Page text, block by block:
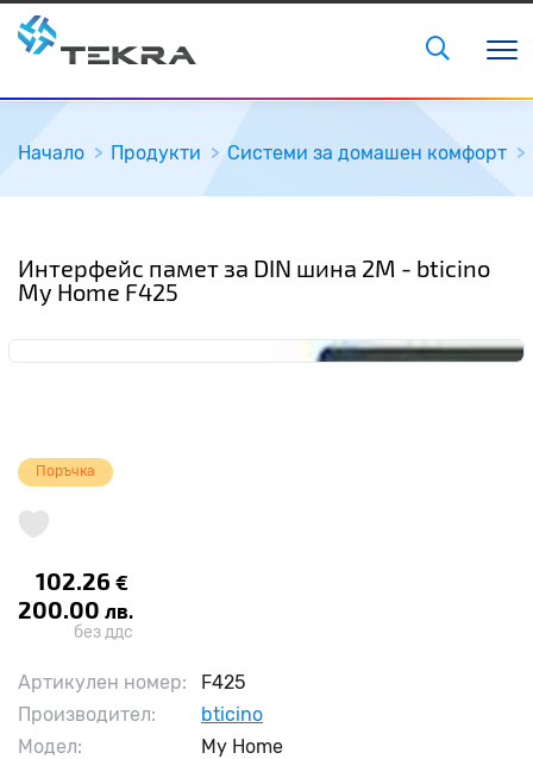
Начало Продукти Системи за домашен комфорт
Интерфейс памет за DIN шина 2М - bticino
My Home F425
Поръчка
102.26 €
200.00 лв.
без ддс
Артикулен номер:
F425
Производител:
bticino
Модел:
My Home